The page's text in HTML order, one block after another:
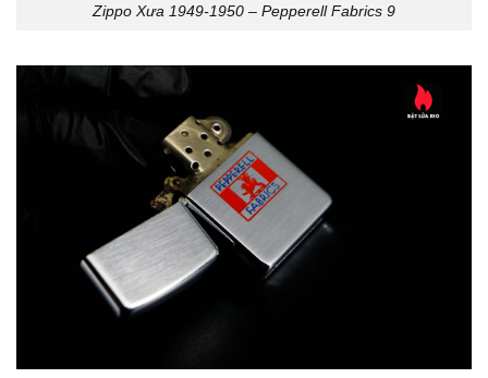
Zippo Xưa 1949-1950 – Pepperell Fabrics 9